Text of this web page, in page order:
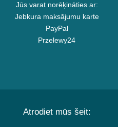
Jūs varat norēķināties ar:
Jebkura maksājumu karte
PayPal
Przelewy24
Atrodiet mūs šeit: